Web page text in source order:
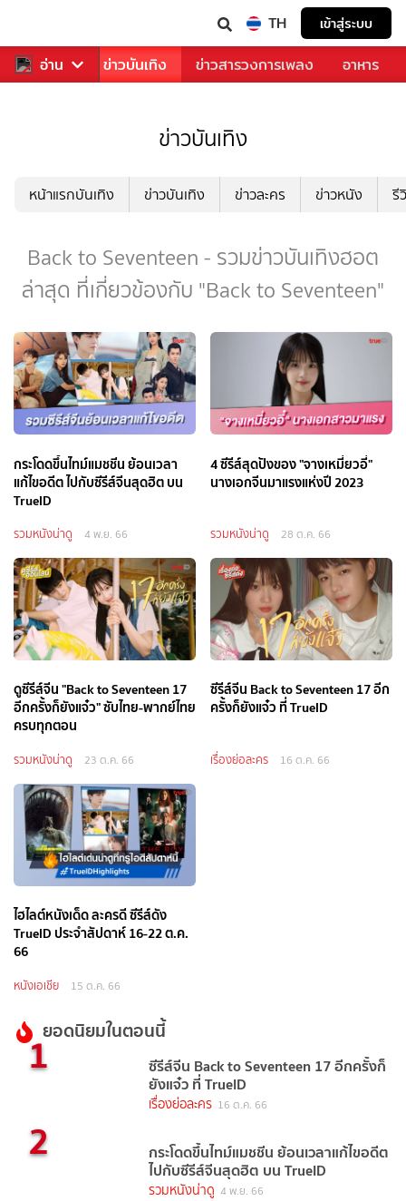
TH เข้าสู่ระบบ
อ่าน
ฬา ข่าว ข่าวบันเทิง ข่าวสารวงการเพลง อาหาร
ข่าวบันเทิง
หน้าแรกบันเทิง ข่าวบันเทิง ข่าวละคร ข่าวหนัง รี
Back to Seventeen - รวมข่าวบันเทิงฮอต
ล่าสุด ที่เกี่ยวข้องกับ "Back to Seventeen"
กระโดดขึ้นไทม์แมชชีน ย้อนเวลา
แก้ไขอดีต ไปกับซีรีส์จีนสุดฮิต บน
TrueID
รวมหนังน่าดู 4 พ.ย. 66
4 ซีรีส์สุดปังของ "จางเหมี่ยวอี๋"
นางเอกจีนมาแรงแห่งปี 2023
รวมหนังน่าดู 28 ต.ค. 66
ดูซีรีส์จีน "Back to Seventeen 17
อีกครั้งก็ยังแจ๋ว" ซับไทย-พากย์ไทย
ครบทุกตอน
รวมหนังน่าดู 23 ต.ค. 66
ซีรีส์จีน Back to Seventeen 17 อีก
ครั้งก็ยังแจ๋ว ที่ TrueID
เรื่องย่อละคร 16 ต.ค. 66
ไฮไลต์หนังเด็ด ละครดี ซีรีส์ดัง
TrueID ประจำสัปดาห์ 16-22 ต.ค.
66
หนังเอเชีย 15 ต.ค. 66
ยอดนิยมในตอนนี้
1 ซีรีส์จีน Back to Seventeen 17 อีกครั้งก็
ยังแจ๋ว ที่ TrueID
เรื่องย่อละคร 16 ต.ค. 66
2 กระโดดขึ้นไทม์แมชชีน ย้อนเวลาแก้ไขอดีต
ไปกับซีรีส์จีนสุดฮิต บน TrueID
รวมหนังน่าดู 4 พ.ย. 66